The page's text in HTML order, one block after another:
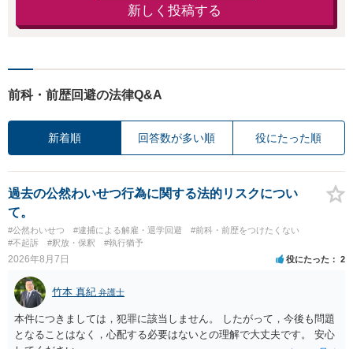
新しく投稿する
前科・前歴回避の法律Q&A
新着順 回答数が多い順 役にたった順
過去の公然わいせつ行為に関する法的リスクについ
て。
#公然わいせつ #逮捕による解雇・退学回避
#前科・前歴をつけたくない
#不起訴
#釈放・保釈 #執行猶予
2026年8月7日 役にたった 2
竹本 真紀 弁護士
本件につきましては，犯罪に該当しません。 したがって，今後も問題
となることはなく，心配する必要はないとの理解で大丈夫です。 安心